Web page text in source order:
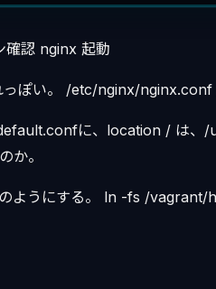
認 nginx 起動
っぽい。 /etc/nginx/
に、location / は、/
か。
ようにする。 ln -fs /